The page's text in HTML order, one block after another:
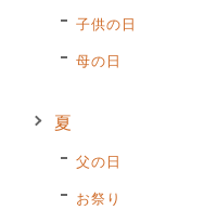
子供の日
母の日
夏
父の日
お祭り